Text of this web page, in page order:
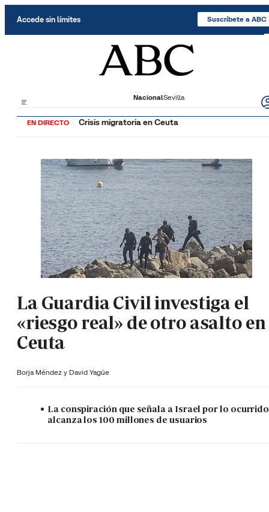
Accede sin límites Suscríbete a ABC
NacionalSevilla
EN DIRECTO Crisis migratoria en Ceuta
La Guardia Civil investiga el
«riesgo real» de otro asalto en
Ceuta
Borja Méndez y David Yagüe
La conspiración que señala a Israel por lo ocurrido
alcanza los 100 millones de usuarios